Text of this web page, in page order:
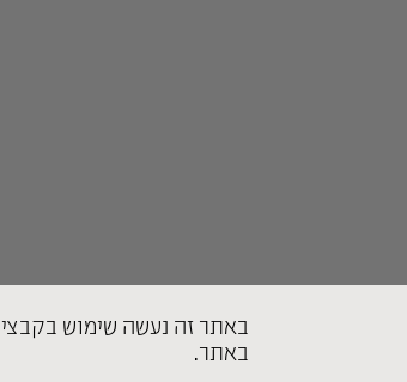
באתר זה נעשה שימוש בקבצי cookies (עוגיות) ובפיקסלים. גלישתך באתר מהווה הסכמה ל
באתר.